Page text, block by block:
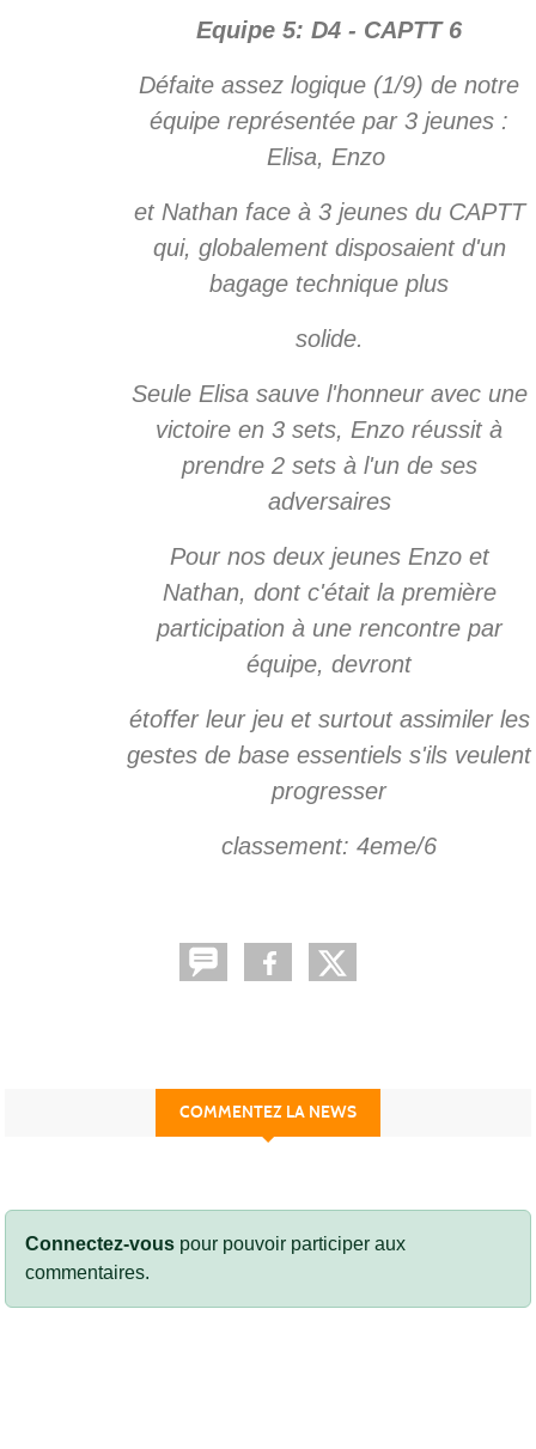
Equipe 5: D4 - CAPTT 6
Défaite assez logique (1/9) de notre
équipe représentée par 3 jeunes :
Elisa, Enzo
et Nathan face à 3 jeunes du CAPTT
qui, globalement disposaient d'un
bagage technique plus
solide.
Seule Elisa sauve l'honneur avec une
victoire en 3 sets, Enzo réussit à
prendre 2 sets à l'un de ses
adversaires
Pour nos deux jeunes Enzo et
Nathan, dont c'était la première
participation à une rencontre par
équipe, devront
étoffer leur jeu et surtout assimiler les
gestes de base essentiels s'ils veulent
progresser
classement: 4eme/6
COMMENTEZ LA NEWS
Connectez-vous pour pouvoir participer aux
commentaires.